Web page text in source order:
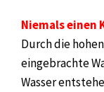
Niemals einen
Durch die
eingebrachte
Wasser